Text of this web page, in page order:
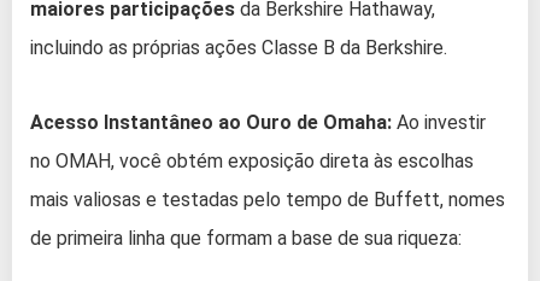
maiores participações da Berkshire Hathaway,
incluindo as próprias ações Classe B da Berkshire.
Acesso Instantâneo ao Ouro de Omaha: Ao investir
no OMAH, você obtém exposição direta às escolhas
mais valiosas e testadas pelo tempo de Buffett, nomes
de primeira linha que formam a base de sua riqueza: